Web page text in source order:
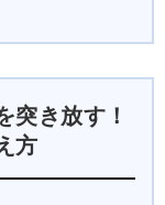
突き放す！
方